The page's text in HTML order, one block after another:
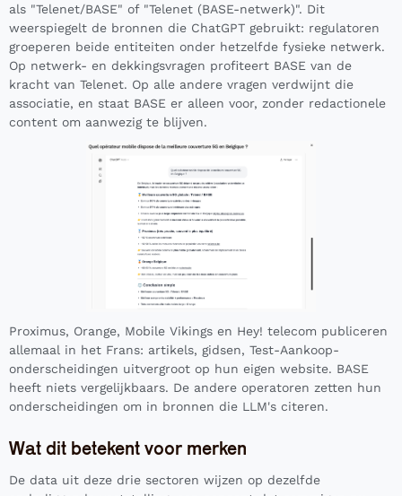
als "Telenet/BASE" of "Telenet (BASE-netwerk)". Dit
weerspiegelt de bronnen die ChatGPT gebruikt: regulatoren
groeperen beide entiteiten onder hetzelfde fysieke netwerk.
Op netwerk- en dekkingsvragen profiteert BASE van de
kracht van Telenet. Op alle andere vragen verdwijnt die
associatie, en staat BASE er alleen voor, zonder redactionele
content om aanwezig te blijven.
Proximus, Orange, Mobile Vikings en Hey! telecom publiceren
allemaal in het Frans: artikels, gidsen, Test-Aankoop-
onderscheidingen uitvergroot op hun eigen website. BASE
heeft niets vergelijkbaars. De andere operatoren zetten hun
onderscheidingen om in bronnen die LLM's citeren.
Wat dit betekent voor merken
De data uit deze drie sectoren wijzen op dezelfde